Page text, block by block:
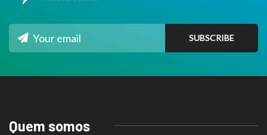
Quem somos